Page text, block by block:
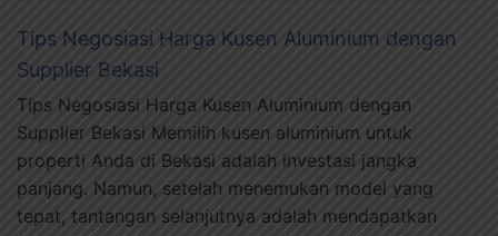
Tips Negosiasi Harga Kusen Aluminium dengan
Supplier Bekasi
Tips Negosiasi Harga Kusen Aluminium dengan
Supplier Bekasi Memilih kusen aluminium untuk
properti Anda di Bekasi adalah investasi jangka
panjang. Namun, setelah menemukan model yang
tepat, tantangan selanjutnya adalah mendapatkan